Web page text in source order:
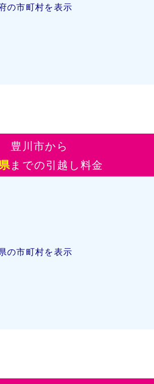
の市町村を表示
豊川市から
までの引越し料金
の市町村を表示